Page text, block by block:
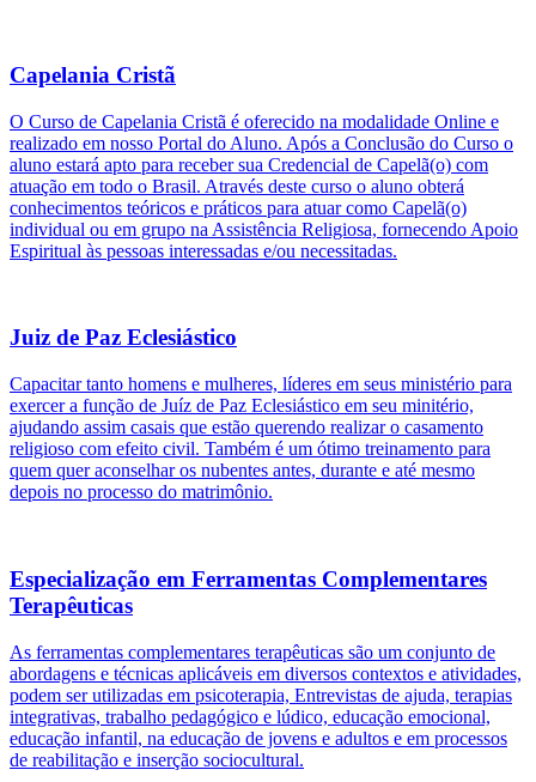
Capelania Cristã
O Curso de Capelania Cristã é oferecido na modalidade Online e
realizado em nosso Portal do Aluno. Após a Conclusão do Curso o
aluno estará apto para receber sua Credencial de Capelã(o) com
atuação em todo o Brasil. Através deste curso o aluno obterá
conhecimentos teóricos e práticos para atuar como Capelã(o)
individual ou em grupo na Assistência Religiosa, fornecendo Apoio
Espiritual às pessoas interessadas e/ou necessitadas.
Juiz de Paz Eclesiástico
Capacitar tanto homens e mulheres, líderes em seus ministério para
exercer a função de Juíz de Paz Eclesiástico em seu minitério,
ajudando assim casais que estão querendo realizar o casamento
religioso com efeito civil. Também é um ótimo treinamento para
quem quer aconselhar os nubentes antes, durante e até mesmo
depois no processo do matrimônio.
Especialização em Ferramentas Complementares
Terapêuticas
As ferramentas complementares terapêuticas são um conjunto de
abordagens e técnicas aplicáveis em diversos contextos e atividades,
podem ser utilizadas em psicoterapia, Entrevistas de ajuda, terapias
integrativas, trabalho pedagógico e lúdico, educação emocional,
educação infantil, na educação de jovens e adultos e em processos
de reabilitação e inserção sociocultural.